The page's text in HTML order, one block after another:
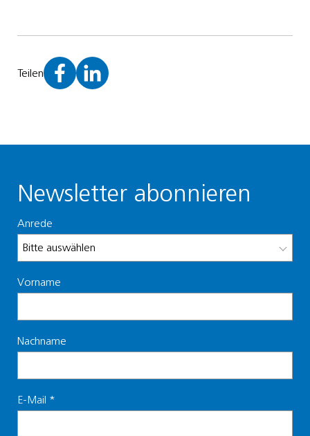
Teilen
Newsletter abonnieren
Anrede
Vorname
Nachname
E-Mail *